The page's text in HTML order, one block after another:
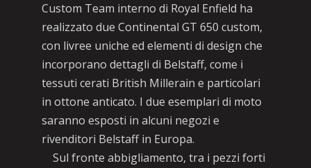
Custom Team interno di Royal Enfield ha
realizzato due Continental GT 650 custom,
con livree uniche ed elementi di design che
incorporano dettagli di Belstaff, come i
tessuti cerati British Millerain e particolari
in ottone anticato. I due esemplari di moto
saranno esposti in alcuni negozi e
rivenditori Belstaff in Europa.
Sul fronte abbigliamento, tra i pezzi forti